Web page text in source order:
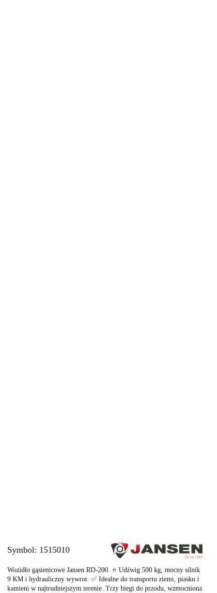
Symbol: 1515010
Wozidło gąsienicowe Jansen RD-200. ⭐ Udźwig 500 kg, mocny silnik
9 KM i hydrauliczny wywrot. ✅ Idealne do transportu ziemi, piasku i
kamieni w najtrudniejszym terenie. Trzy biegi do przodu, wzmocniona